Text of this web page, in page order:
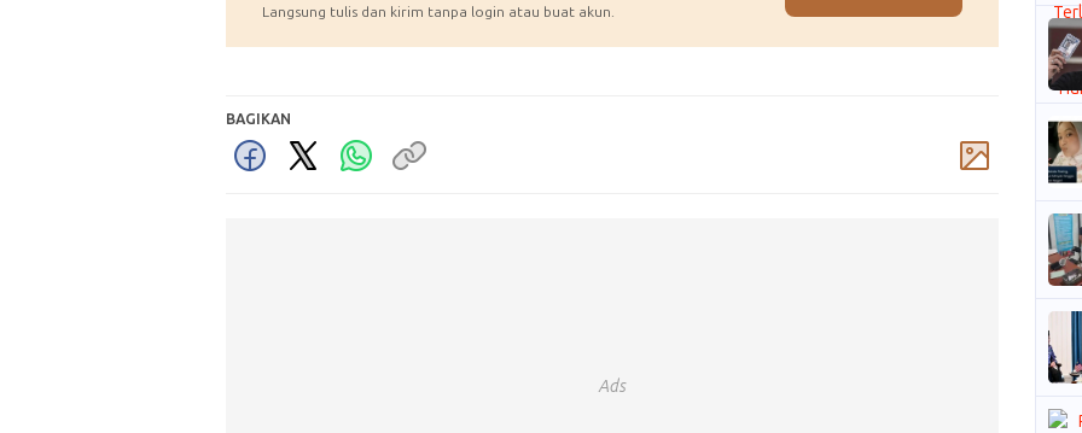
Langsung tulis dan kirim tanpa login atau buat akun.
BAGIKAN
Ads